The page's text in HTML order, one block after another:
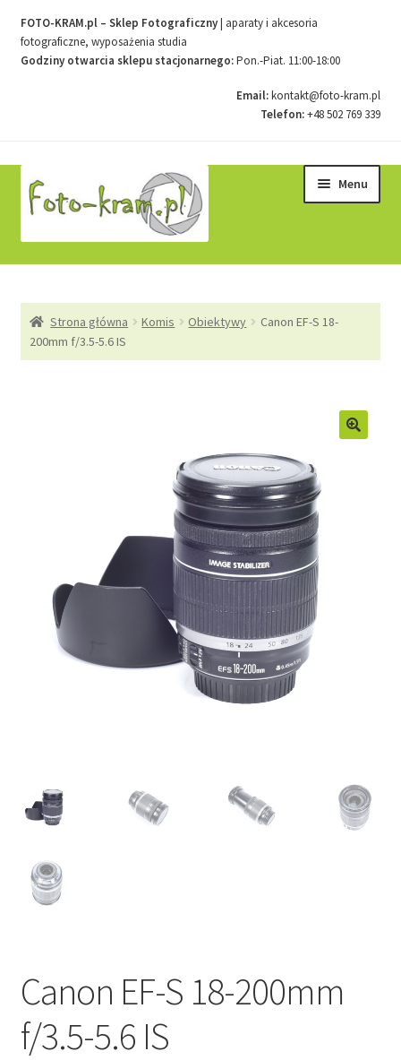
FOTO-KRAM.pl – Sklep Fotograficzny| aparaty i akcesoria
fotograficzne, wyposażenia studia
Godziny otwarcia sklepu stacjonarnego:Pon.-Piat. 11:00-18:00
Email:kontakt@foto-kram.pl
Telefon:+48 502 769 339
do
nawigacji
do
treści
Menu
Kontakt
Zamówienia
Strona główna Komis Obiektywy
Canon EF-S 18-
200mm f/3.5-5.6 IS
Canon EF-S 18-200mm
f/3.5-5.6 IS